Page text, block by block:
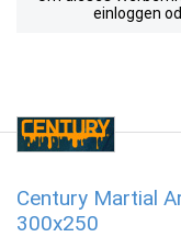
einloggen
Century Martial
300x250